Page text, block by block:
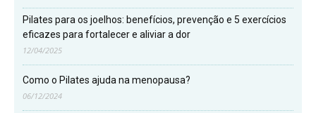
Pilates para os joelhos: benefícios, prevenção e 5 exercícios
eficazes para fortalecer e aliviar a dor
12/04/2025
Como o Pilates ajuda na menopausa?
06/12/2024